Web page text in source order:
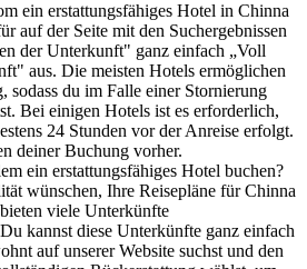
ein erstattungsfähiges Hotel in Chinna
auf der Seite mit den Suchergebnissen
der Unterkunft" ganz einfach „Voll
aus. Die meisten Hotels ermöglichen
sodass du im Falle einer Stornierung
Bei einigen Hotels ist es erforderlich,
24 Stunden vor der Anreise erfolgt.
deiner Buchung vorher.
ein erstattungsfähiges Hotel buchen?
wünschen, Ihre Reisepläne für Chinna
viele Unterkünfte
kannst diese Unterkünfte ganz einfach
auf unserer Website suchst und den